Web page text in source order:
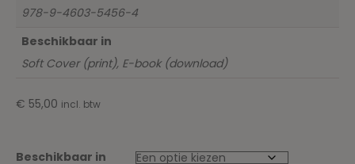
978-9-4603-5456-4
Beschikbaar in
Soft Cover (print), E-book (download)
€ 55,00 incl. btw
Beschikbaar in